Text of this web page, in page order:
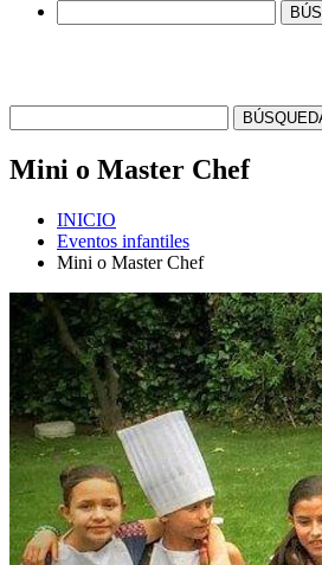
Mini o Master Chef
INICIO
Eventos infantiles
Mini o Master Chef